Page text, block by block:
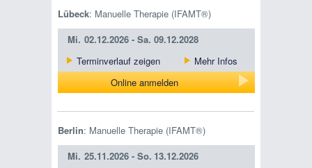
Lübeck: Manuelle Therapie (IFAMT®)
Mi. 02.12.2026 - Sa. 09.12.2028
Terminverlauf zeigen
Mehr Infos
Online anmelden
Berlin: Manuelle Therapie (IFAMT®)
Mi. 25.11.2026 - So. 13.12.2026